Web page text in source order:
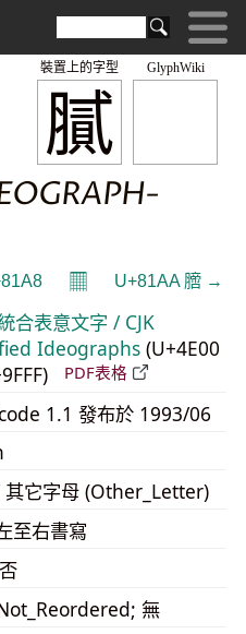
GlyphWiki
膩
裝置上的字型
𝄜 U+81AA 膪 →
合表意文字 / CJK
Ideographs (U+4E00
PDF表格
1.1 發布於 1993/06
其它字母 (Other_Letter)
至右書寫
無